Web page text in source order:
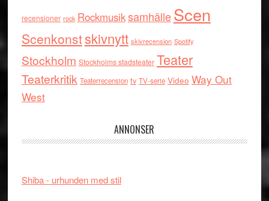
recensioner rock RockmusiksamhälleScen
Scenkonstskivnytt skivrecension Spotify
Stockholm Stockholms stadsteater Teater
Teaterkritik Teaterrecension tv TV-serie Video Way Out
West
ANNONSER
Shiba - urhunden med stil